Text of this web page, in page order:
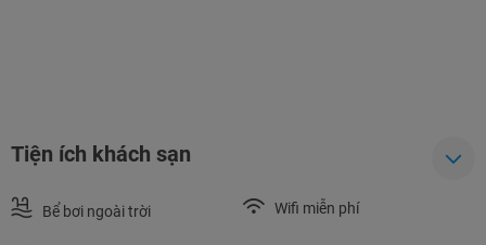
Tiện ích khách sạn
Bể bơi ngoài trời Wifi miễn phí